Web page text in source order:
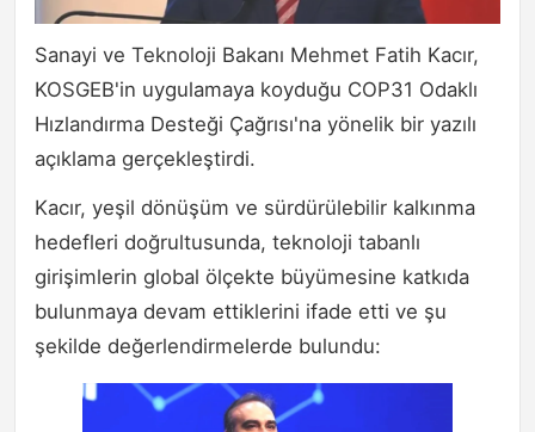
Sanayi ve Teknoloji Bakanı Mehmet Fatih Kacır,
KOSGEB'in uygulamaya koyduğu COP31 Odaklı
Hızlandırma Desteği Çağrısı'na yönelik bir yazılı
açıklama gerçekleştirdi.
Kacır, yeşil dönüşüm ve sürdürülebilir kalkınma
hedefleri doğrultusunda, teknoloji tabanlı
girişimlerin global ölçekte büyümesine katkıda
bulunmaya devam ettiklerini ifade etti ve şu
şekilde değerlendirmelerde bulundu: